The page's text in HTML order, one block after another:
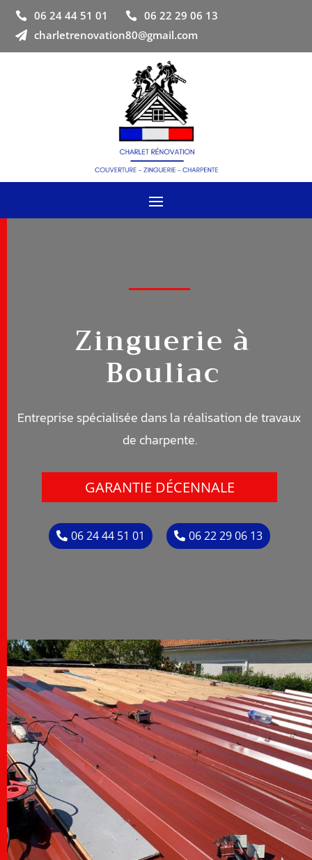
 06 24 44 51 01  06 22 29 06 13
 charletrenovation80@gmail.com
Zinguerie à
Bouliac
Entreprise spécialisée dans la réalisation de travaux
de charpente.
GARANTIE DÉCENNALE
06 24 44 51 01 06 22 29 06 13